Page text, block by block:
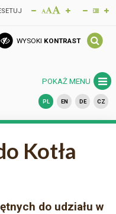
WYSOKI KONTRAST
POKAŻ MENU
PL EN DE CZ
Kotła
do udziału w